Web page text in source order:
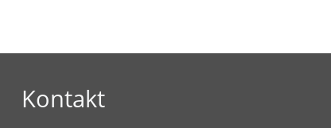
Kontakt